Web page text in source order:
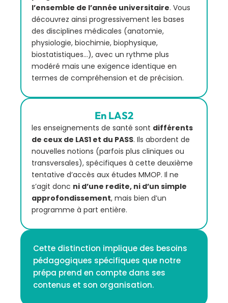
l’ensemble de l’année universitaire. Vous
découvrez ainsi progressivement les bases
des disciplines médicales (anatomie,
physiologie, biochimie, biophysique,
biostatistiques…), avec un rythme plus
modéré mais une exigence identique en
termes de compréhension et de précision.
En LAS2
les enseignements de santé sont différents
de ceux de LAS1 et du PASS. Ils abordent de
nouvelles notions (parfois plus cliniques ou
transversales), spécifiques à cette deuxième
tentative d’accès aux études MMOP. Il ne
s’agit donc ni d’une redite, ni d’un simple
approfondissement, mais bien d’un
programme à part entière.
Cette distinction implique des besoins
pédagogiques spécifiques que notre
prépa prend en compte dans ses
contenus et son organisation.